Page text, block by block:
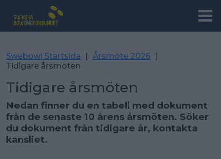
Swebowl Startsida | Årsmöte 2026 |
Tidigare årsmöten
Tidigare årsmöten
Nedan finner du en tabell med dokument
från de senaste 10 årens årsmöten. Söker
du dokument från tidigare år, kontakta
kansliet.